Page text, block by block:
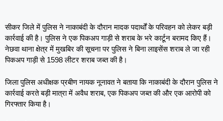
सीकर जिले में पुलिस ने नाकाबंदी के दौरान मादक पदार्थों के परिवहन को लेकर बड़ी
कार्रवाई की है। पुलिस ने एक पिकअप गाड़ी से शराब के भरे कार्टून बरामद किए हैं।
नेछवा थाना क्षेत्र में मुखबिर की सूचना पर पुलिस ने बिना लाइसेंस शराब ले जा रही
पिकअप गाड़ी से 1598 लीटर शराब जब्त की है।
जिला पुलिस अधीक्षक प्रबीण नायक नूनावत ने बताया कि नाकाबंदी के दौरान पुलिस ने
कार्रवाई करते बड़ी मात्रा में अवैध शराब, एक पिकअप जब्त की और एक आरोपी को
गिरफ्तार किया है।